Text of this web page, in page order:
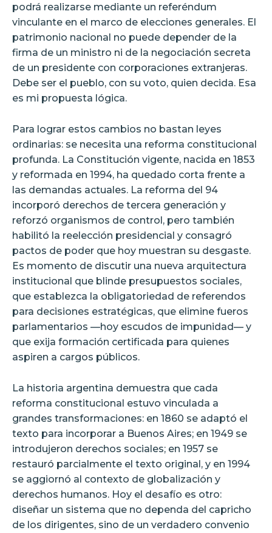
podrá realizarse mediante un referéndum
vinculante en el marco de elecciones generales. El
patrimonio nacional no puede depender de la
firma de un ministro ni de la negociación secreta
de un presidente con corporaciones extranjeras.
Debe ser el pueblo, con su voto, quien decida. Esa
es mi propuesta lógica.
Para lograr estos cambios no bastan leyes
ordinarias: se necesita una reforma constitucional
profunda. La Constitución vigente, nacida en 1853
y reformada en 1994, ha quedado corta frente a
las demandas actuales. La reforma del 94
incorporó derechos de tercera generación y
reforzó organismos de control, pero también
habilitó la reelección presidencial y consagró
pactos de poder que hoy muestran su desgaste.
Es momento de discutir una nueva arquitectura
institucional que blinde presupuestos sociales,
que establezca la obligatoriedad de referendos
para decisiones estratégicas, que elimine fueros
parlamentarios —hoy escudos de impunidad— y
que exija formación certificada para quienes
aspiren a cargos públicos.
La historia argentina demuestra que cada
reforma constitucional estuvo vinculada a
grandes transformaciones: en 1860 se adaptó el
texto para incorporar a Buenos Aires; en 1949 se
introdujeron derechos sociales; en 1957 se
restauró parcialmente el texto original, y en 1994
se aggiornó al contexto de globalización y
derechos humanos. Hoy el desafío es otro:
diseñar un sistema que no dependa del capricho
de los dirigentes, sino de un verdadero convenio